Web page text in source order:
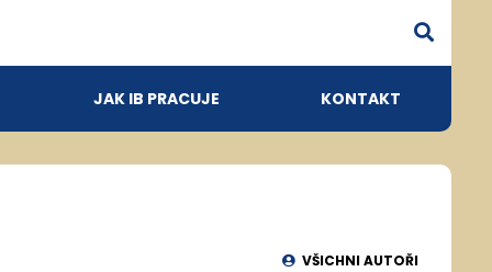
JAK IB PRACUJE KONTAKT
VŠICHNI AUTOŘI